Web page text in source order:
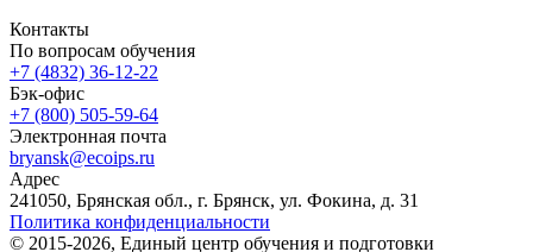
Контакты
По вопросам обучения
+7 (4832) 36-12-22
Бэк-офис
+7 (800) 505-59-64
Электронная почта
bryansk@ecoips.ru
Адрес
241050, Брянская обл., г. Брянск, ул. Фокина, д. 31
Политика конфиденциальности
© 2015-2026, Единый центр обучения и подготовки